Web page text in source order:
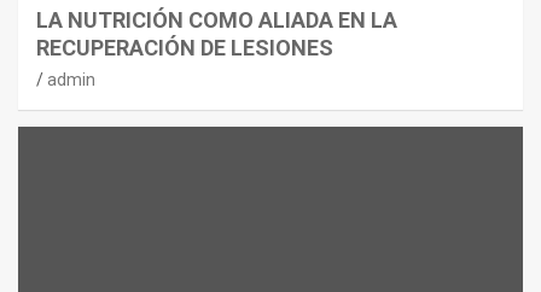
LA NUTRICIÓN COMO ALIADA EN LA
RECUPERACIÓN DE LESIONES
admin